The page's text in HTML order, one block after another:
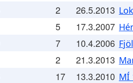
2 26.5.2013
5 17.3.2007
7 10.4.2006
2 21.3.2013
17 13.3.2010 MÍ